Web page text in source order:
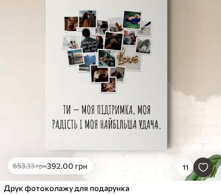
653.33грн392.00 грн 11
Друк фотоколажу для подарунка